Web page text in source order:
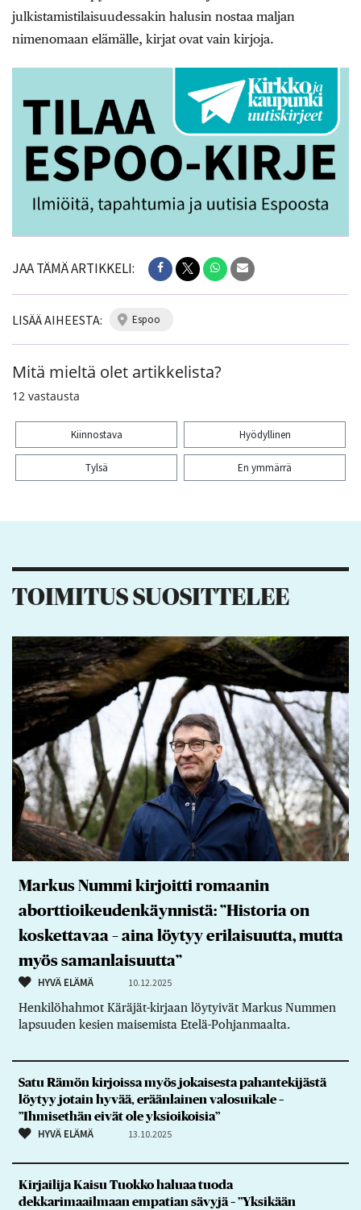
julkistamistilaisuudessakin halusin nostaa maljan
nimenomaan elämälle, kirjat ovat vain kirjoja.
JAA TÄMÄ ARTIKKELI:
LISÄÄ AIHEESTA: espoo
Mitä mieltä olet artikkelista?
12 vastausta
Kiinnostava Hyödyllinen
Tylsä En ymmärrä
TOIMITUS SUOSITTELEE
Markus Nummi kirjoitti romaanin
aborttioikeudenkäynnistä: ”Historia on
koskettavaa – aina löytyy erilaisuutta, mutta
myös samanlaisuutta”
HYVÄ ELÄMÄ 10.12.2025
Henkilöhahmot Käräjät-kirjaan löytyivät Markus Nummen
lapsuuden kesien maisemista Etelä-Pohjanmaalta.
Satu Rämön kirjoissa myös jokaisesta pahantekijästä
löytyy jotain hyvää, eräänlainen valosuikale –
”Ihmisethän eivät ole yksioikoisia”
HYVÄ ELÄMÄ 13.10.2025
Kirjailija Kaisu Tuokko haluaa tuoda
dekkarimaailmaan empatian sävyjä – ”Yksikään